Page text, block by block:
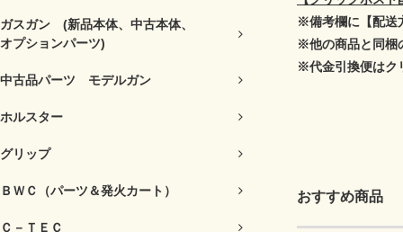
ガスガン (新品本体、中古本体、
オプションパーツ)
中古品パーツ モデルガン
ホルスター
グリップ
ＢＷＣ（パーツ＆発火カート）
Ｃ－ＴＥＣ
※備考欄に【配送
※他の商品と同梱
※代金引換便はク
おすすめ商品